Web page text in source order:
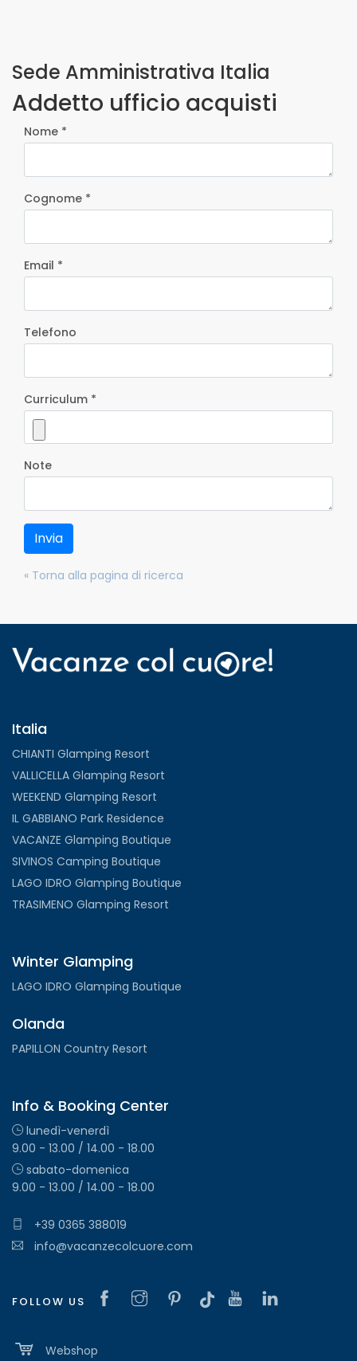
Sede Amministrativa Italia
Addetto ufficio acquisti
Nome *
Cognome *
Email *
Telefono
Curriculum *
Note
Invia
« Torna alla pagina di ricerca
Italia
CHIANTI Glamping Resort
VALLICELLA Glamping Resort
WEEKEND Glamping Resort
IL GABBIANO Park Residence
VACANZE Glamping Boutique
SIVINOS Camping Boutique
LAGO IDRO Glamping Boutique
TRASIMENO Glamping Resort
Winter Glamping
LAGO IDRO Glamping Boutique
Olanda
PAPILLON Country Resort
Info & Booking Center
lunedì-venerdì
9.00 - 13.00 / 14.00 - 18.00
sabato-domenica
9.00 - 13.00 / 14.00 - 18.00
+39 0365 388019
info@vacanzecolcuore.com
FOLLOW US
Webshop